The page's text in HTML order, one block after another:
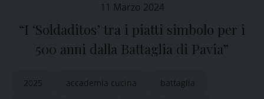
11 Marzo 2024
“I ‘Soldaditos’ tra i piatti simbolo per i
500 anni dalla Battaglia di Pavia”
2025 accademia cucina battaglia